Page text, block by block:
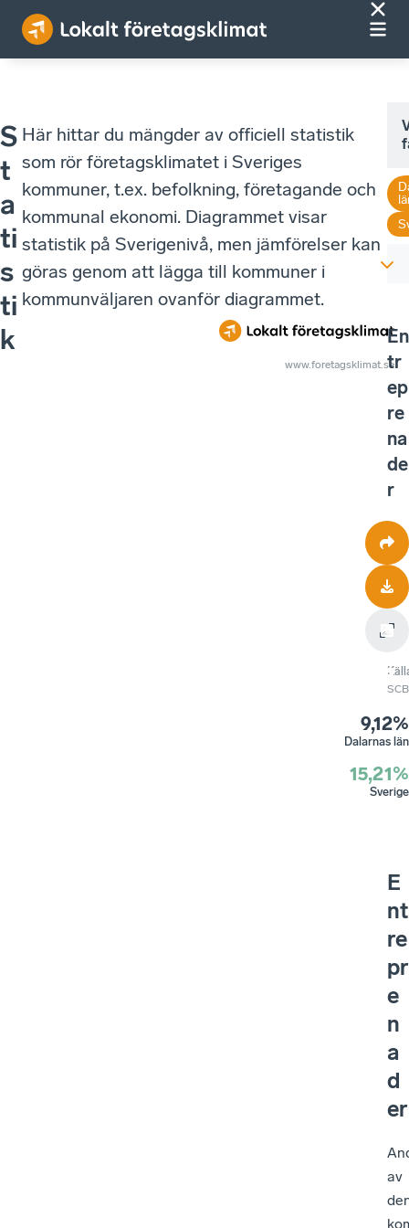
S
t
a
ti
s
ti
k
Här hittar du mängder av officiell statistik
som rör företagsklimatet i Sveriges
kommuner, t.ex. befolkning, företagande och
kommunal ekonomi. Diagrammet visar
statistik på Sverigenivå, men jämförelser kan
göras genom att lägga till kommuner i
kommunväljaren ovanför diagrammet.
www.foretagsklimat.se
En
tr
ep
re
na
de
r
SCB
9,12%
Dalarnas län
15,21%
Sverige
E
nt
re
pr
e
n
a
d
er
av